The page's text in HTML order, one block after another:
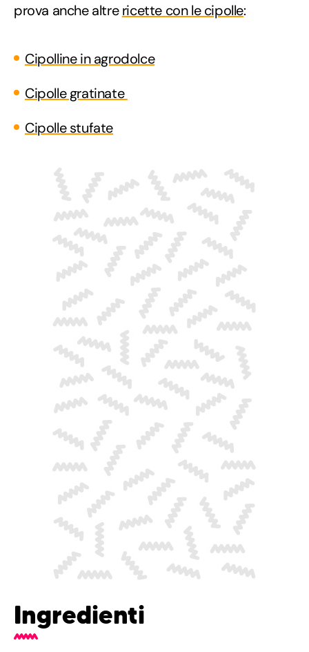
prova anche altrericette con le cipolle:
Cipolline in agrodolce
Cipolle gratinate
Cipolle stufate
Ingredienti